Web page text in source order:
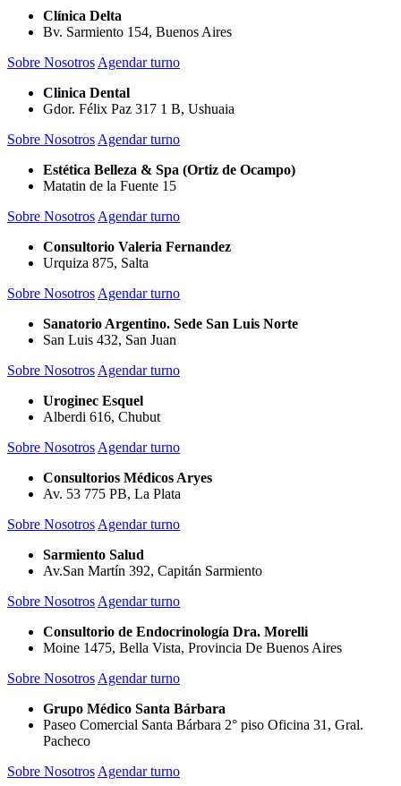
Clínica Delta
Bv. Sarmiento 154, Buenos Aires
Sobre Nosotros Agendar turno
Clinica Dental
Gdor. Félix Paz 317 1 B, Ushuaia
Sobre Nosotros Agendar turno
Estética Belleza & Spa (Ortiz de Ocampo)
Matatin de la Fuente 15
Sobre Nosotros Agendar turno
Consultorio Valeria Fernandez
Urquiza 875, Salta
Sobre Nosotros Agendar turno
Sanatorio Argentino. Sede San Luis Norte
San Luis 432, San Juan
Sobre Nosotros Agendar turno
Uroginec Esquel
Alberdi 616, Chubut
Sobre Nosotros Agendar turno
Consultorios Médicos Aryes
Av. 53 775 PB, La Plata
Sobre Nosotros Agendar turno
Sarmiento Salud
Av.San Martín 392, Capitán Sarmiento
Sobre Nosotros Agendar turno
Consultorio de Endocrinología Dra. Morelli
Moine 1475, Bella Vista, Provincia De Buenos Aires
Sobre Nosotros Agendar turno
Grupo Médico Santa Bárbara
Paseo Comercial Santa Bárbara 2° piso Oficina 31, Gral.
Pacheco
Sobre Nosotros Agendar turno